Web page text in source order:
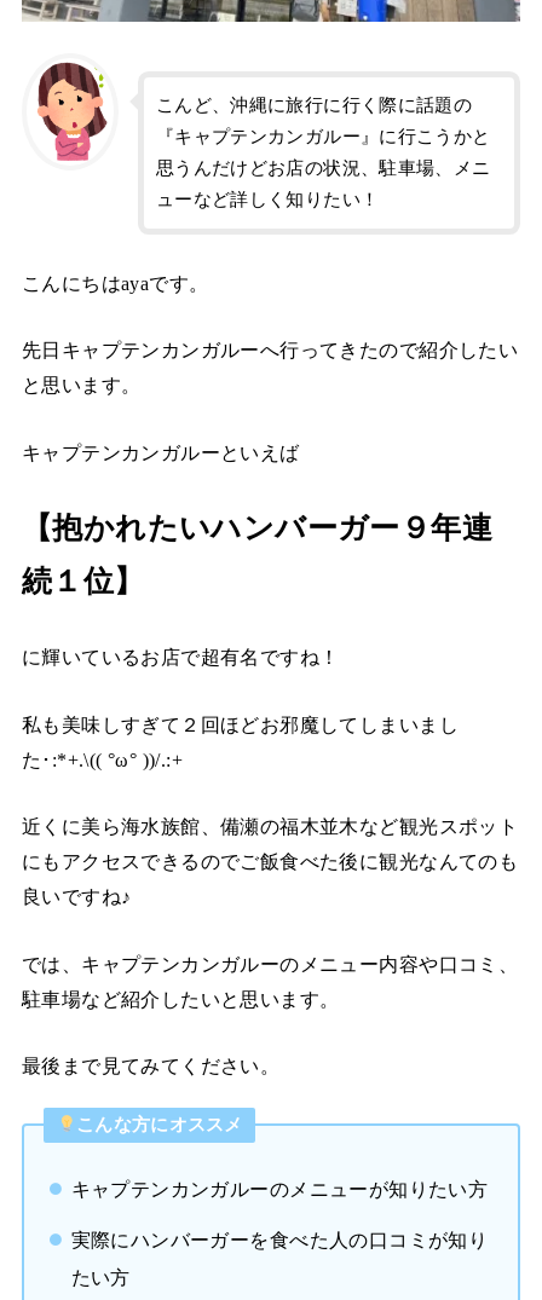
こんど、沖縄に旅行に行く際に話題の
『キャプテンカンガルー』に行こうかと
思うんだけどお店の状況、駐車場、メニ
ューなど詳しく知りたい！
こんにちはayaです。
先日キャプテンカンガルーへ行ってきたので紹介したい
と思います。
キャプテンカンガルーといえば
【抱かれたいハンバーガー９年連
続１位】
に輝いているお店で超有名ですね！
私も美味しすぎて２回ほどお邪魔してしまいまし
た･:*+.\(( °ω° ))/.:+
近くに美ら海水族館、備瀬の福木並木など観光スポット
にもアクセスできるのでご飯食べた後に観光なんてのも
良いですね♪
では、キャプテンカンガルーのメニュー内容や口コミ、
駐車場など紹介したいと思います。
最後まで見てみてください。
こんな方にオススメ
キャプテンカンガルーのメニューが知りたい方
実際にハンバーガーを食べた人の口コミが知り
たい方